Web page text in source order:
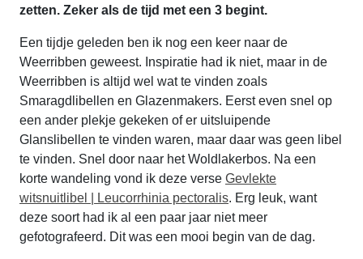
zetten. Zeker als de tijd met een 3 begint.
Een tijdje geleden ben ik nog een keer naar de
Weerribben geweest. Inspiratie had ik niet, maar in de
Weerribben is altijd wel wat te vinden zoals
Smaragdlibellen en Glazenmakers. Eerst even snel op
een ander plekje gekeken of er uitsluipende
Glanslibellen te vinden waren, maar daar was geen libel
te vinden. Snel door naar het Woldlakerbos. Na een
korte wandeling vond ik deze verse Gevlekte
witsnuitlibel | Leucorrhinia pectoralis. Erg leuk, want
deze soort had ik al een paar jaar niet meer
gefotografeerd. Dit was een mooi begin van de dag.